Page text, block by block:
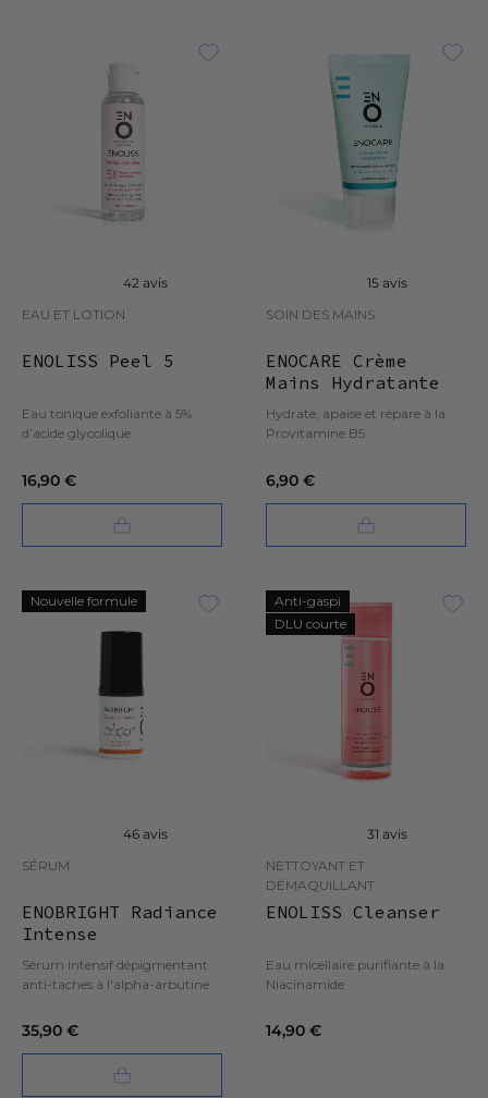
42 avis
EAU ET LOTION
ENOLISS Peel 5
Eau tonique exfoliante à 5%
d’acide glycolique
16,90 €
15 avis
SOIN DES MAINS
ENOCARE Crème
Mains Hydratante
Hydrate, apaise et répare à la
Provitamine B5
6,90 €
Nouvelle formule
46 avis
SÉRUM
ENOBRIGHT Radiance
Intense
Sérum intensif dépigmentant
anti-taches à l'alpha-arbutine
35,90 €
Anti-gaspi
DLU courte
31 avis
NETTOYANT ET
DÉMAQUILLANT
ENOLISS Cleanser
Eau micellaire purifiante à la
Niacinamide
14,90 €